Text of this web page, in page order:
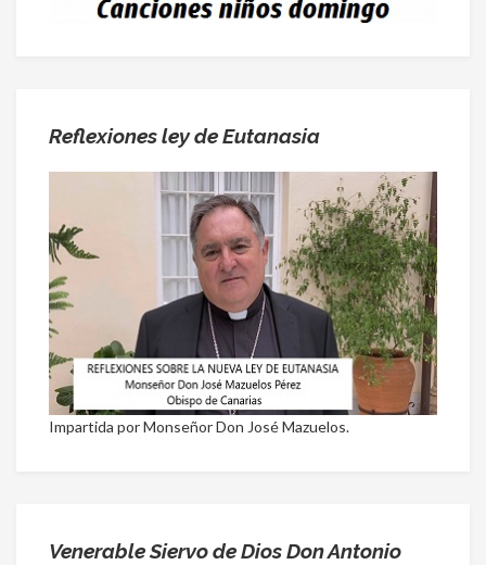
Reflexiones ley de Eutanasia
Impartida por Monseñor Don José Mazuelos.
Venerable Siervo de Dios Don Antonio